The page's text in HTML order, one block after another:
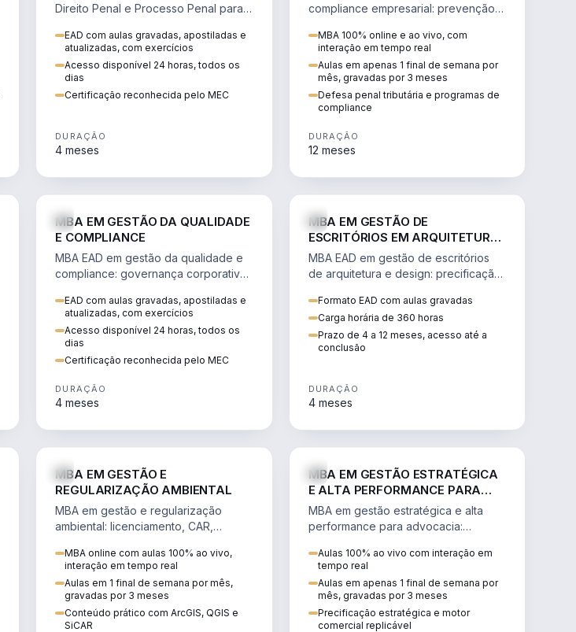
Direito Penal e Processo Penal para a
jurídicos.
EAD com aulas gravadas, apostiladas e
atualizadas, com exercícios
Acesso disponível 24 horas, todos os
dias
Certificação reconhecida pelo MEC
DURAÇÃO
4 meses
compliance empresarial: prevenção à
tributários e auditoria.
MBA 100% online e ao vivo, com
interação em tempo real
Aulas em apenas 1 final de semana por
mês, gravadas por 3 meses
Defesa penal tributária e programas de
compliance
DURAÇÃO
12 meses
MBA EM GESTÃO DA QUALIDADE
E COMPLIANCE
MBA EAD em gestão da qualidade e
compliance: governança corporativa,
contínua e IA aplicada a processos.
EAD com aulas gravadas, apostiladas e
atualizadas, com exercícios
Acesso disponível 24 horas, todos os
dias
Certificação reconhecida pelo MEC
DURAÇÃO
4 meses
MBA EM GESTÃO DE
ESCRITÓRIOS EM ARQUITETURA
E DESIGN
MBA EAD em gestão de escritórios
de arquitetura e design: precificação,
gestão de equipes criativas.
Formato EAD com aulas gravadas
Carga horária de 360 horas
Prazo de 4 a 12 meses, acesso até a
conclusão
DURAÇÃO
4 meses
MBA EM GESTÃO E
REGULARIZAÇÃO AMBIENTAL
MBA em gestão e regularização
ambiental: licenciamento, CAR,
perícia ambiental com ArcGIS, QGIS e
SiCAR.
MBA online com aulas 100% ao vivo,
interação em tempo real
Aulas em 1 final de semana por mês,
gravadas por 3 meses
Conteúdo prático com ArcGIS, QGIS e
SiCAR
MBA EM GESTÃO ESTRATÉGICA
E ALTA PERFORMANCE PARA
ADVOCACIA
MBA em gestão estratégica e alta
performance para advocacia:
escalável, lucrativo e bem
precificado.
Aulas 100% ao vivo com interação em
tempo real
Aulas em apenas 1 final de semana por
mês, gravadas por 3 meses
Precificação estratégica e motor
comercial replicável